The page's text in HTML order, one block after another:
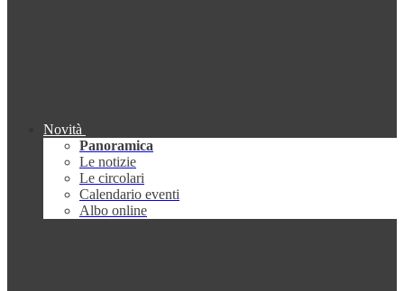
Novità
Panoramica
Le notizie
Le circolari
Calendario eventi
Albo online